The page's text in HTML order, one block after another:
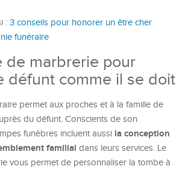
: 3 conseils pour honorer un être cher
funéraire
de marbrerie pour
défunt comme il se doit
permet aux proches et à la famille de
du défunt. Conscients de son
funèbres incluent aussi la conception
familial dans leurs services. Le
vous permet de personnaliser la tombe à